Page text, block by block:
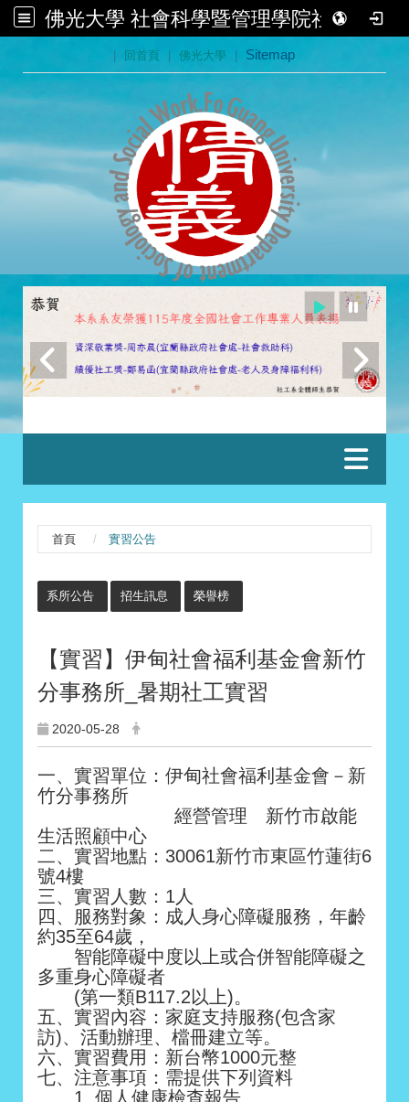
佛光大學 社會科學暨管理學院社會學系
| 回首頁 | 佛光大學 | Sitemap
首頁 實習公告
系所公告 招生訊息 榮譽榜
【實習】 伊甸社會福利基金會新竹
分事務所 _暑期社工實習
2020-05-28
一、實習單位：伊甸社會福利基金會－新
竹分事務所
經營管理 新竹市啟能
生活照顧中心
二、實習地點：30061新竹市東區竹蓮街6
號4樓
三、實習人數：1人
四、服務對象：成人身心障礙服務，年齡
約35至64歲，
智能障礙中度以上或合併智能障礙之
多重身心障礙者
(第一類B117.2以上)。
五、實習內容：家庭支持服務(包含家
訪)、活動辦理、檔冊建立等。
六、實習費用：新台幣1000元整
七、注意事項：需提供下列資料
1. 個人健康檢查報告